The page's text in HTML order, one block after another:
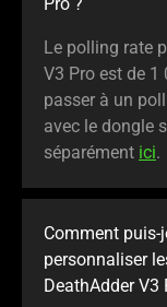
Le polling rate
V3 Pro est de
passer à un
avec le dongle
séparément ici.
Comment puis-
personnaliser
DeathAdder V3